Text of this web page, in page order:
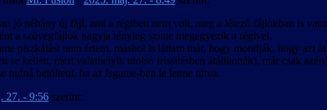
jó néhány új fájl, ami a régiben nem volt, meg a létező fájlokban is
a szövegfájlok nagyja tényleg szinte megegyezik a régivel.
piszkálást nem értem, máshol is láttam már, hogy mondják, hogy
se kellett, mert valamelyik utolsó frissítésben átállították), már csak
tudná betölteni, ha az fsgame-ben le lenne tiltva.
27. - 9:56 szerint: